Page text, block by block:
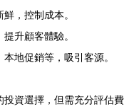
，控制成本。
升顧客體驗。
地促銷等，吸引客源。
投資選擇，但需充分評估費